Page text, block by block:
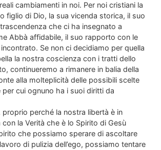
cambiamenti in noi. Per noi cristiani la
figlio di Dio, la sua vicenda storica, il suo
che ci ha insegnato a
Abbà affidabile, il suo rapporto con le
Se non ci decidiamo per quella
la nostra coscienza con i tratti dello
continueremo a rimanere in balia della
alla molteplicità delle possibili scelte
cui ognuno ha i suoi diritti da
perché la nostra libertà è in
la Verità che è lo Spirito di Gesù
che possiamo sperare di ascoltare
di pulizia dell’ego, possiamo tentare